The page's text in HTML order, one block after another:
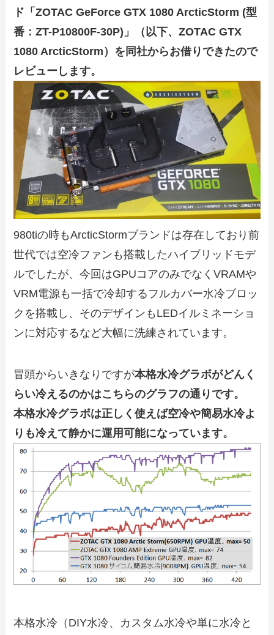
ド「ZOTAC GeForce GTX 1080 ArcticStorm (型
番：ZT-P10800F-30P)」（以下、ZOTAC GTX
1080 ArcticStorm）を同社からお借りできたので
レビューします。
980tiの時もArcticStormブランドは存在しており前
世代では空冷ファンも搭載したハイブリッドモデ
ルでしたが、今回はGPUコアのみでなくVRAMや
VRM電源も一括で冷却するフルカバー水冷ブロッ
クを搭載し、そのデザインもLEDイルミネーショ
ンに対応するなど大幅に洗練されています。
冒頭からいきなりですが本格水冷グラボがどんく
らい冷えるのかはこちらのグラフの通りです。
本格水冷グラボは正しく使えば空冷や簡易水冷よ
りも冷えて静かに運用可能になっています。
本格水冷（DIY水冷、カスタム水冷や単に水冷と